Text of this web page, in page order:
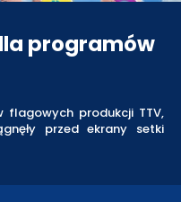
programów
flagowych produkcji TTV,
przed ekrany setki